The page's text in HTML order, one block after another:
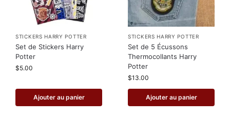
STICKERS HARRY POTTER
Set de Stickers Harry
Potter
$5.00
Ajouter au panier
STICKERS HARRY POTTER
Set de 5 Écussons
Thermocollants Harry
Potter
$13.00
Ajouter au panier